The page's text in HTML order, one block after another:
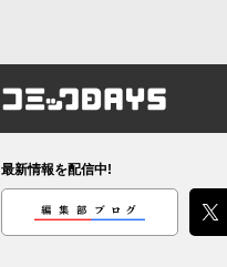
コミックDAYS
最新情報を配信中!
編集部ブログ